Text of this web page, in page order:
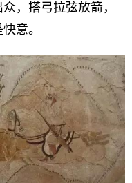
，搭弓拉弦放箭，
意。